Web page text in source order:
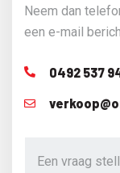
Neem dan
een e-mail
0492 537